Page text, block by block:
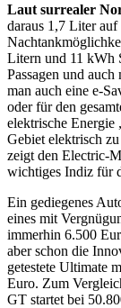
Laut surrealer
daraus 1,7 Liter
Litern und 11 kWh
Passagen und
man auch eine e-
oder für den
elektrische Energie
Gebiet elektrisch
zeigt den Electric-
wichtiges Indiz für
Ein gediegenes
eines mit
immerhin 6.500
aber schon die
getestete Ultimate
Euro. Zum
GT startet bei